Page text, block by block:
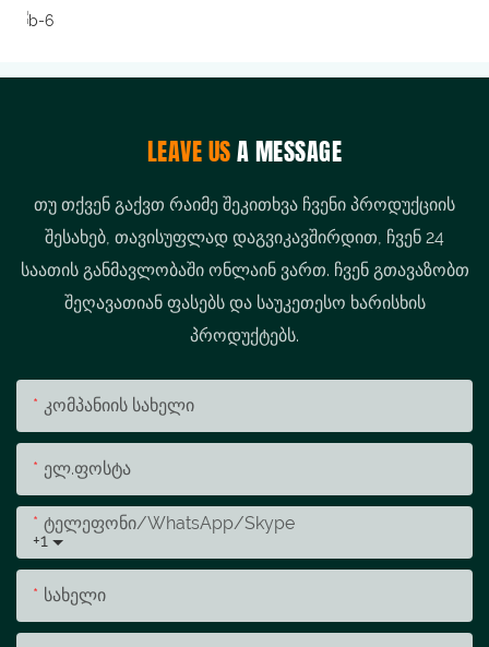
LEAVE USA MESSAGE
თუ თქვენ გაქვთ რაიმე შეკითხვა ჩვენი პროდუქციის
შესახებ, თავისუფლად დაგვიკავშირდით, ჩვენ 24
საათის განმავლობაში ონლაინ ვართ. ჩვენ გთავაზობთ
შეღავათიან ფასებს და საუკეთესო ხარისხის
პროდუქტებს.
Კომპანიის Სახელი
Ელ.ფოსტა
+1
Ტელეფონი/WhatsApp/Skype
Სახელი